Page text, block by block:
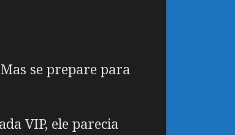
se prepare para
VIP, ele parecia